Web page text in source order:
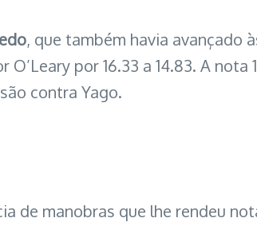
, que também havia avançado
por 16.33 a 14.83. A
contra Yago.
de manobras que lhe rendeu